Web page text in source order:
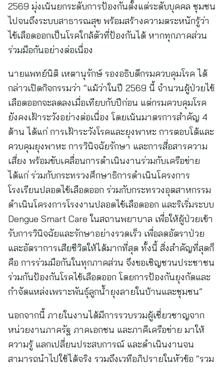
2569 มุ่งเน้นยกระดับการป้องกันตั้งแต่ระดับบุคคล ชุมชน
ไปจนถึงระบบสาธารณสุข พร้อมสร้างความตระหนักรู้ว่า
ไข้เลือดออกเป็นโรคใกล้ตัวที่ป้องกันได้ หากทุกภาคส่วน
ร่วมมือกันอย่างต่อเนื่อง
นายแพทย์นิติ เหตานุรักษ์ รองอธิบดีกรมควบคุมโรค ได้
กล่าวเปิดกิจกรรมว่า “แม้ว่าในปี 2569 นี้ จำนวนผู้ป่วยไข้
เลือดออกจะลดลงเมื่อเทียบกับปีก่อน แต่กรมควบคุมโรค
ยังคงเฝ้าระวังอย่างต่อเนื่อง โดยเน้นมาตรการสำคัญ 4
ด้าน ได้แก่ การเฝ้าระวังโรคและยุงพาหะ การตอบโต้และ
ควบคุมยุงพาหะ การวินิจฉัยรักษา และการสื่อสารความ
เสี่ยง พร้อมขับเคลื่อนการดำเนินงานร่วมกับเครือข่าย
ได้แก่ ร่วมกับกระทรวงศึกษาธิการดำเนินโครงการ
โรงเรียนปลอดไข้เลือดออก ร่วมกับกระทรวงอุตสาหกรรม
ดำเนินโครงการโรงงานปลอดไข้เลือดออก และริเริ่มระบบ
Dengue Smart Care ในสถานพยาบาล เพื่อให้ผู้ป่วยเข้า
รับการวินิจฉัยและรักษาอย่างรวดเร็ว เพื่อลดอัตราป่วย
และอัตราการเสียชีวิตให้ได้มากที่สุด ทั้งนี้ สิ่งสำคัญที่สุดก็
คือ การร่วมมือกันในทุกภาคส่วน จึงขอเชิญชวนประชาชน
ร่วมกันป้องกันโรคไข้เลือดออก โดยการป้องกันยุงกัดและ
กำจัดแหล่งเพราะพันธุ์ลูกน้ำยุงลายในบ้านและชุมชน”
นอกจากนี้ ภายในงานได้มีการรวบรวมผู้เชี่ยวชาญจาก
หน่วยงานภาครัฐ ภาคเอกชน และภาคีเครือข่าย มาให้
ความรู้ แลกเปลี่ยนประสบการณ์ และดำเนินงานจน
สามารถนำไปใช้ได้จริง รวมถึงเวทีอภิปรายในหัวข้อ “รวม